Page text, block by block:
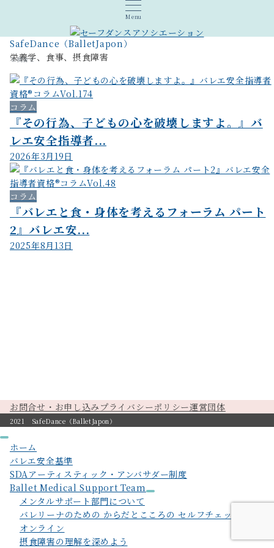
Menu
お問合せ
SafeDance（BalletJapon）
栄養学、食事、摂食障害
コラム
『その行為、子どもの心を破壊しますよ。』バ
レエ安全指導者...
2026年3月19日
コラム
『バレエと食・身体を考えるフォーラム パート
2』バレエ安...
2025年8月13日
お問合せ・お申し込みプライバシーポリシー運営団体
2021 SafeDance（BalletJapon）
ホーム
バレエ安全基準
SDAアーティスティック・アンバサダー制度
Ballet Medical Support Team
メンタルサポート部門について
バレリーナのための からだとこころの セルフチェックガイド
オンライン
摂食障害の理解を深めよう